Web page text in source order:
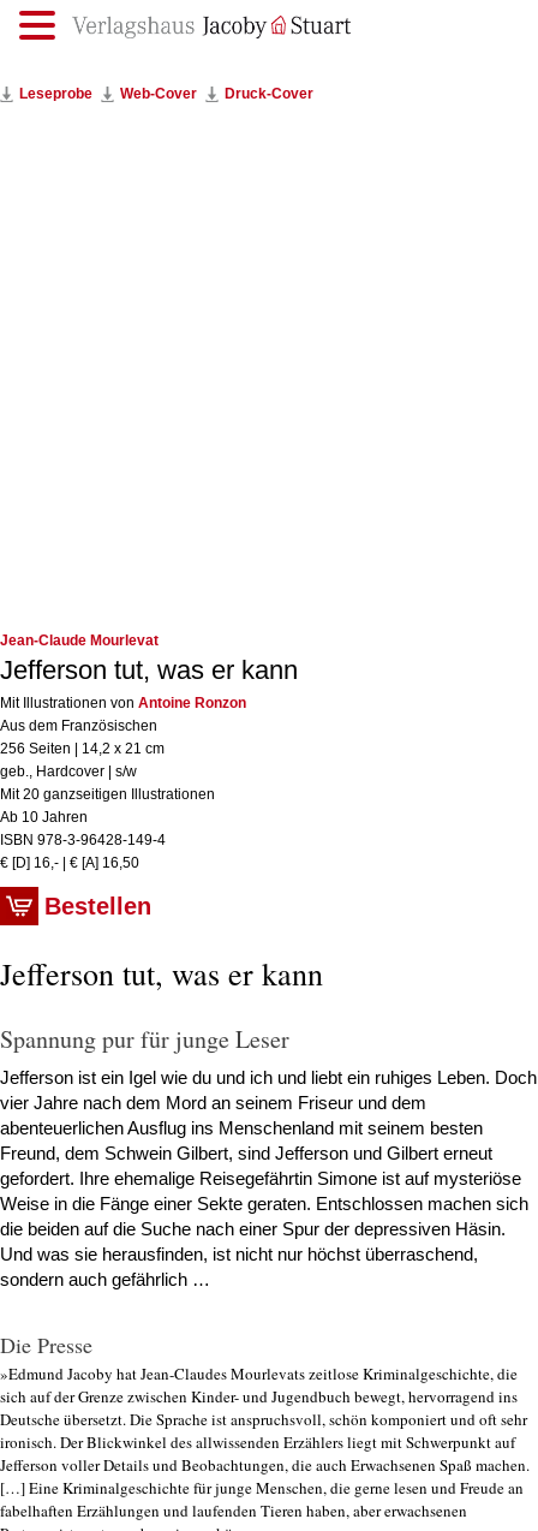
Jefferson tut, was er kann
Spannung pur für junge Leser
Jefferson ist ein Igel wie du und ich und liebt ein ruhiges Leben. Doch
vier Jahre nach dem Mord an seinem Friseur und dem
abenteuerlichen Ausflug ins Menschenland mit seinem besten
Freund, dem Schwein Gilbert, sind Jefferson und Gilbert erneut
gefordert. Ihre ehemalige Reisegefährtin Simone ist auf mysteriöse
Weise in die Fänge einer Sekte geraten. Entschlossen machen sich
die beiden auf die Suche nach einer Spur der depressiven Häsin.
Und was sie herausfinden, ist nicht nur höchst überraschend,
sondern auch gefährlich …
Die Presse
»Edmund Jacoby hat Jean-Claudes Mourlevats zeitlose Kriminalgeschichte, die
sich auf der Grenze zwischen Kinder- und Jugendbuch bewegt, hervorragend ins
Deutsche übersetzt. Die Sprache ist anspruchsvoll, schön komponiert und oft sehr
ironisch. Der Blickwinkel des allwissenden Erzählers liegt mit Schwerpunkt auf
Jefferson voller Details und Beobachtungen, die auch Erwachsenen Spaß machen.
[…] Eine Kriminalgeschichte für junge Menschen, die gerne lesen und Freude an
fabelhaften Erzählungen und laufenden Tieren haben, aber erwachsenen
Leseprobe Web-Cover Druck-Cover
Jean-Claude Mourlevat
Jefferson tut, was er kann
Mit Illustrationen von Antoine Ronzon
Aus dem Französischen
256 Seiten | 14,2 x 21 cm
geb., Hardcover | s/w
Mit 20 ganzseitigen Illustrationen
Ab 10 Jahren
ISBN 978-3-96428-149-4
€ [D] 16,- | € [A] 16,50
Bestellen